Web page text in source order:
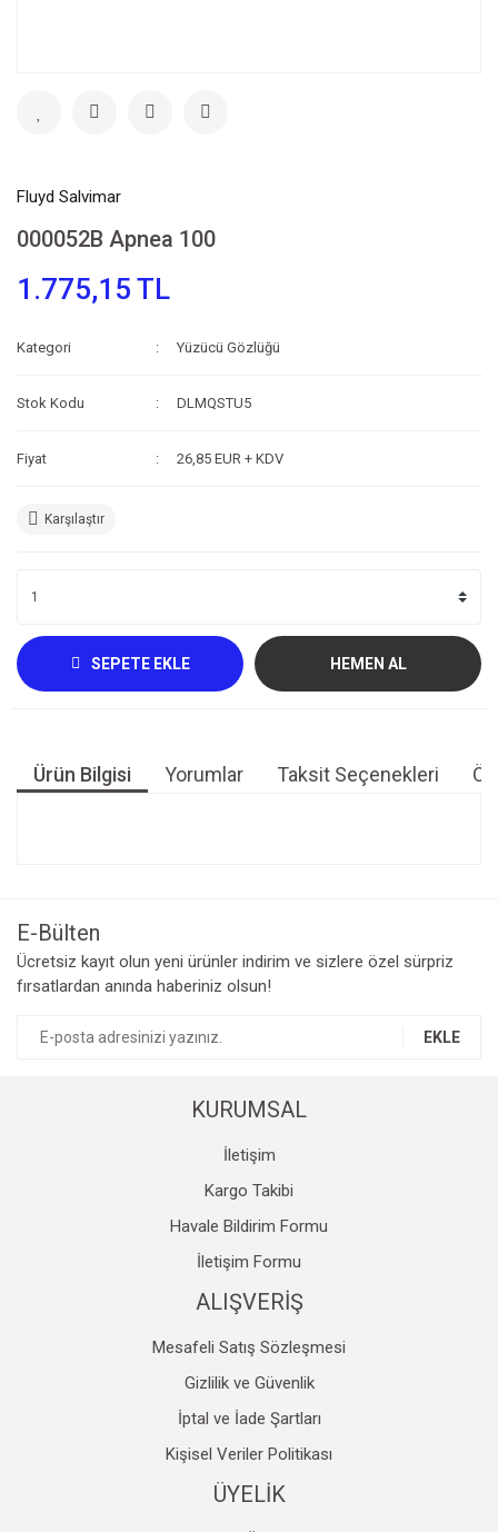
Fluyd Salvimar
000052B Apnea 100
1.775,15 TL
Kategori Yüzücü Gözlüğü
Stok Kodu DLMQSTU5
Fiyat 26,85 EUR + KDV
Karşılaştır
SEPETE EKLE HEMEN AL
Ürün Bilgisi Yorumlar Taksit Seçenekleri
Ürün resmi kalitesiz, bozuk veya görüntülenemiyor.
Ürün açıklamasında eksik bilgiler bulunuyor.
Gönder
E-Bülten
Ücretsiz kayıt olun yeni ürünler indirim ve sizlere özel sürpriz
fırsatlardan anında haberiniz olsun!
EKLE
KURUMSAL
İletişim
Kargo Takibi
Havale Bildirim Formu
İletişim Formu
ALIŞVERİŞ
Mesafeli Satış Sözleşmesi
Gizlilik ve Güvenlik
İptal ve İade Şartları
Kişisel Veriler Politikası
ÜYELİK